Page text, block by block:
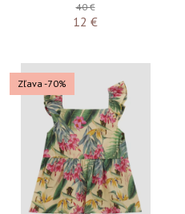
40 €
12 €
Zľava -70%